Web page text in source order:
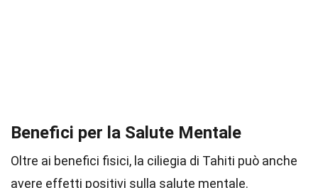
Benefici per la Salute Mentale
Oltre ai benefici fisici, la ciliegia di Tahiti può anche
avere effetti positivi sulla salute mentale.